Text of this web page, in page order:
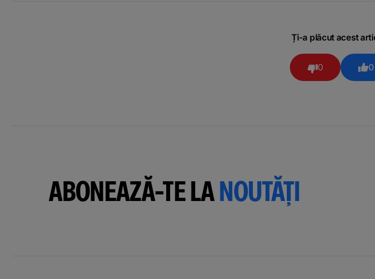
Ți-a plăcut acest
0 0
ABONEAZĂ-TE LANOUTĂȚI